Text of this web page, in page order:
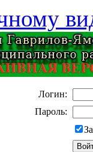
Логин:
Пароль: